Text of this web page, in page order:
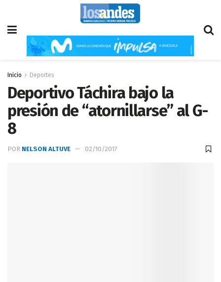
Inicio Deportes
Deportivo Táchira bajo la
presión de “atornillarse” al G-
8
POR NELSON ALTUVE 02/10/2017